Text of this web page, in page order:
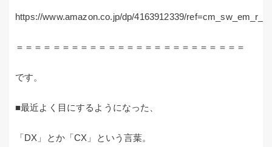
https://www.amazon.co.jp/dp/4163912339/
＝＝＝＝＝＝＝＝＝＝＝＝＝＝＝＝＝＝＝＝＝＝＝＝＝
です。
■最近よく目にするようになった、
「DX」とか「CX」という言葉。